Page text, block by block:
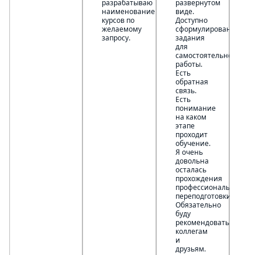
разрабатываю
наименование
курсов по
желаемому
запросу.
развернутом
виде.
Доступно
сформулированы
задания
для
самостоятельной
работы.
Есть
обратная
связь.
Есть
понимание
на каком
этапе
проходит
обучение.
Я очень
довольна
осталась
прохождения
профессиональной
переподготовки.
Обязательно
буду
рекомендовать
коллегам
и
друзьям.